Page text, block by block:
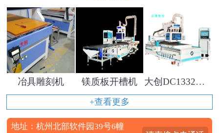
冶具雕刻机 镁质板开槽机 大创DC1332雕刻机在软包硬包行业的应用
+查看更多
地址：杭州北部软件园39号6幢